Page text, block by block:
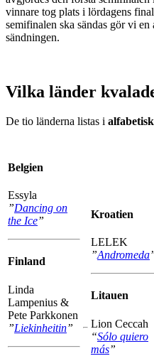
vinnare tog plats i lördagens
semifinalen ska sändas gör vi
sändningen.
Vilka länder
De tio länderna listas i
Belgien
Essyla
”Dancing on
the Ice”
Finland
Linda
Lampenius &
Pete Parkkonen
”Liekinheitin”
Kroatien
LELEK
”Andromeda
Litauen
Lion Ceccah
“Sólo quiero
más”